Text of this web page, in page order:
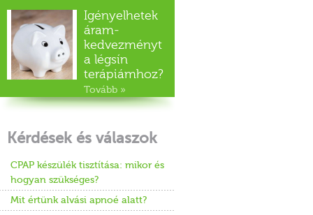
Igényelhetek
áram-
kedvezményt
a légsín
terápiámhoz?
Tovább »
Kérdések és válaszok
CPAP készülék tisztítása: mikor és
hogyan szükséges?
Mit értünk alvási apnoé alatt?